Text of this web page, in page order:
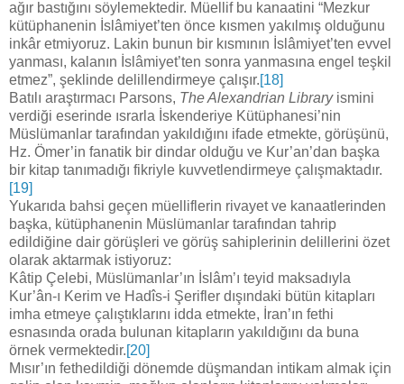
ağır bastığını söylemektedir. Müellif bu kanaatini “Mezkur
kütüphanenin İslâmiyet’ten önce kısmen yakılmış olduğunu
inkâr etmiyoruz. Lakin bunun bir kısmının İslâmiyet’ten evvel
yanması, kalanın İslâmiyet’ten sonra yanmasına engel teşkil
etmez”, şeklinde delillendirmeye çalışır.[18]
Batılı araştırmacı Parsons, The Alexandrian Libraryismini
verdiği eserinde ısrarla İskenderiye Kütüphanesi’nin
Müslümanlar tarafından yakıldığını ifade etmekte, görüşünü,
Hz. Ömer’in fanatik bir dindar olduğu ve Kur’an’dan başka
bir kitap tanımadığı fikriyle kuvvetlendirmeye çalışmaktadır.
[19]
Yukarıda bahsi geçen müelliflerin rivayet ve kanaatlerinden
başka, kütüphanenin Müslümanlar tarafından tahrip
edildiğine dair görüşleri ve görüş sahiplerinin delillerini özet
olarak aktarmak istiyoruz:
Kâtip Çelebi, Müslümanlar’ın İslâm’ı teyid maksadıyla
Kur’ân-ı Kerim ve Hadîs-i Şerifler dışındaki bütün kitapları
imha etmeye çalıştıklarını idda etmekte, İran’ın fethi
esnasında orada bulunan kitapların yakıldığını da buna
örnek vermektedir.[20]
Mısır’ın fethedildiği dönemde düşmandan intikam almak için